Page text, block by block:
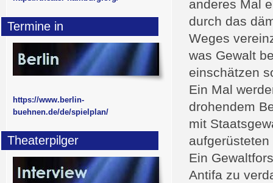
anderes Mal
durch das
Weges
was Gewalt
einschätzen
Ein Mal
drohendem
mit
Ein
Antifa zu
Termine in
https://www.berlin-
buehnen.de/de/spielplan/
Theaterpilger